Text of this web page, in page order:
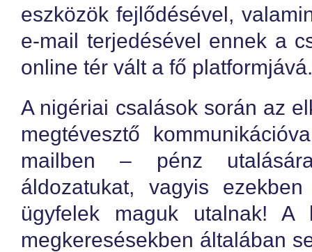
eszközök fejlődésével,
e-mail terjedésével ennek a
online tér vált a fő
A nigériai csalások során az
megtévesztő
mailben – pénz
áldozatukat, vagyis
ügyfelek maguk utalnak! A
megkeresésekben általában